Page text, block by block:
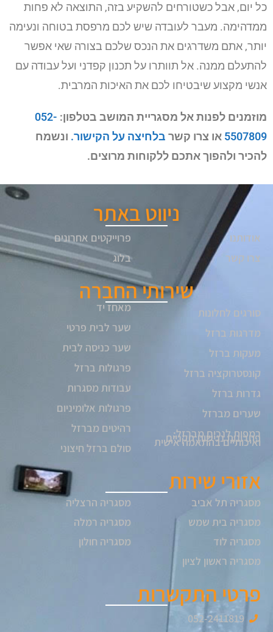
כל יום, אבל כשטורחים להשקיע בזה, התוצאה לא פחות
ממדהימה. מעבר לעובדה שיש לכם מרפסת בטוחה ונעימה
יותר, אתם משדרגים את הנכס שלכם בצורה שאי אפשר
להתעלם ממנה. אל תוותרו על תכנון קפדני ועל עבודה עם
אנשי מקצוע שיבטיחו לכם את האיכות המרבית.
מוזמנים לפנות אל מסגריית המושב בטלפון: 052-
5507809 או צרו קשר בלחיצה על הקישור. ונשמח
להכיר ולהפוך אתכם ללקוחות מרוצים.
ניווט באתר
אודותנו
צרו קשר
פרוייקטים אחרונים
בלוג
שירותי החברה
סורגים לחלונות
מדרגות ברזל
מעקות ברזל
קונסטרוקציה ברזל
גדרות ברזל
שערים מברזל
רמפות לנכים מברזל:
פתרונות נגישות תקניים
ואיכותיים בהתאמה אישית
מאחז יד
שער לבית פרטי
שער כניסה לבית
פרגולות ברזל
עבודות מסגרות
פרגולות אלומיניום
רהיטים מברזל
סולם ברזל חיצוני
אזורי שירות
מסגריה תל אביב
מסגריה בית שמש
מסגריה לוד
מסגריה ראשון לציון
מסגריה הרצליה
מסגריה רמלה
מסגריה חולון
פרטי התקשרות
052-2411819